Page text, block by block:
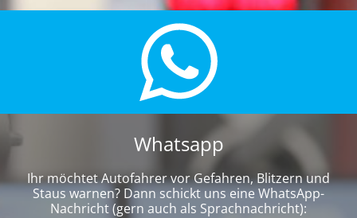
Whatsapp
Ihr möchtet Autofahrer vor Gefahren, Blitzern und
Staus warnen? Dann schickt uns eine WhatsApp-
Nachricht (gern auch als Sprachnachricht):